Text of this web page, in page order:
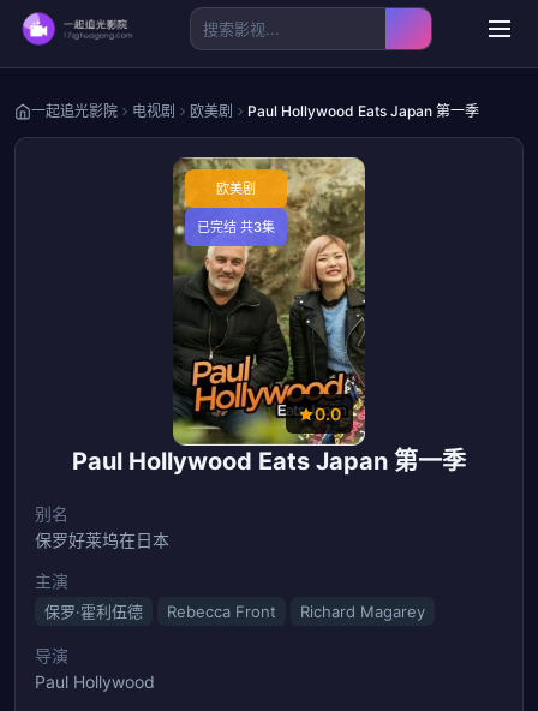
一起追光影院 电视剧 欧美剧 Paul Hollywood Eats Japan 第一季
欧美剧
已完结 共3集
0.0
Paul Hollywood Eats Japan 第一季
别名
保罗好莱坞在日本
主演
保罗·霍利伍德 Rebecca Front Richard Magarey
导演
Paul Hollywood